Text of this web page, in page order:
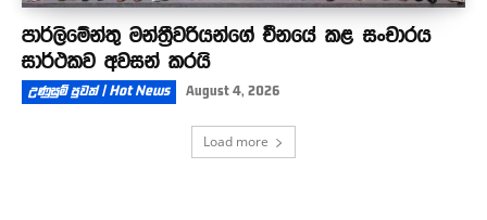
පාර්ලිමේන්තු මන්ත්‍රීවරියන්ගේ චීනයේ කළ සංචාරය
සාර්ථකව අවසන් කරයි
උණුසුම් පුවත් | Hot News August 4, 2026
Load more